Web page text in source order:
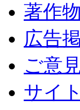
著作
広告
ご意
サイ